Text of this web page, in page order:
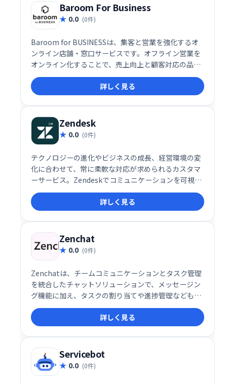
Baroom For Business
0.0 (0件)
Baroom for BUSINESSは、集客と営業を強化するオ
ンライン店舗・窓口サービスです。オフライン営業を
オンライン化することで、売上向上と顧客対応の品質
改善を実現します。商談や接客を効率化し、ビジネス
の成長をサポートします。詳しく見る
Zendesk
0.0 (0件)
テクノロジーの進化やビジネスの成長、経営環境の変
化に合わせて、常に柔軟な対応が求められるカスタマ
ーサービス。Zendeskでコミュニケーションを可視化
し、お客様の期待値を超える体験を届けませんか？
詳しく見る
Zenchat
0.0 (0件)
Zenchatは、チームコミュニケーションとタスク管理
を統合したチャットソリューションで、メッセージン
グ機能に加え、タスクの割り当てや進捗管理なども一
元化します。
詳しく見る
Servicebot
0.0 (0件)